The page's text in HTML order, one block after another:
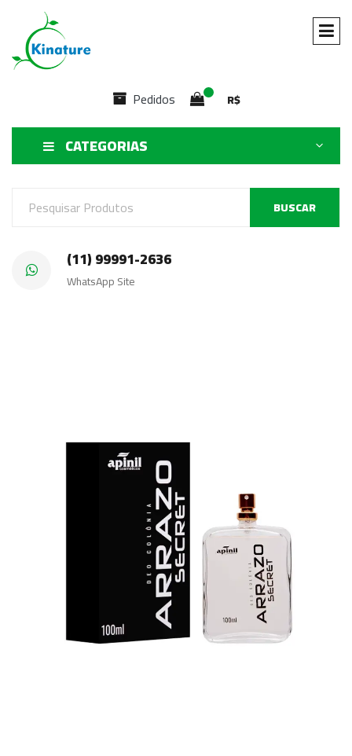
Pedidos R$
CATEGORIAS
BUSCAR
(11) 99991-2636
WhatsApp Site